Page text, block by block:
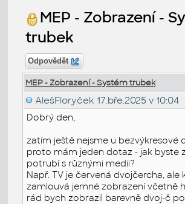
MEP - Zobrazení -
trubek
Odpovědět
MEP - Zobrazení - Systém trubek
AlešFloryček 17.bře.2025 v 10:04
Dobrý den,
zatím ještě nejsme u bezvýkresové
proto mám jeden dotaz - jak byste
potrubí s různými medii?
Např. TV je červená dvojčercha, ale
zamlouvá jemné zobrazení včetně
rád bych zobrazil barevně dvoj-č